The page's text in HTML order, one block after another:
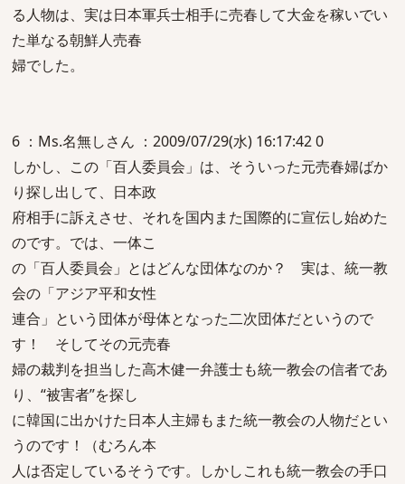
る人物は、実は日本軍兵士相手に売春して大金を稼いでい
た単なる朝鮮人売春
婦でした。
6 ：Ms.名無しさん ：2009/07/29(水) 16:17:42 0
しかし、この「百人委員会」は、そういった元売春婦ばか
り探し出して、日本政
府相手に訴えさせ、それを国内また国際的に宣伝し始めた
のです。では、一体こ
の「百人委員会」とはどんな団体なのか？ 実は、統一教
会の「アジア平和女性
連合」という団体が母体となった二次団体だというので
す！ そしてその元売春
婦の裁判を担当した高木健一弁護士も統一教会の信者であ
り、“被害者”を探し
に韓国に出かけた日本人主婦もまた統一教会の人物だとい
うのです！（むろん本
人は否定しているそうです。しかしこれも統一教会の手口